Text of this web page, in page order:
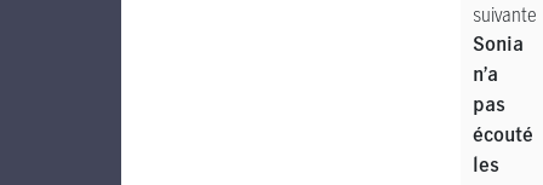
suivante
Sonia
n’a
pas
écouté
les